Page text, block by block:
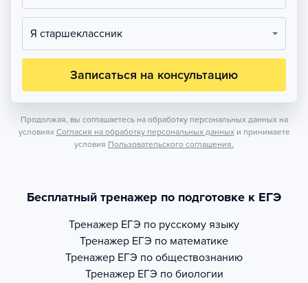
Я старшеклассник
Записаться на консультацию
Продолжая, вы соглашаетесь на обработку персональных данных на
условиях Согласия на обработку персональных данных и принимаете
условия Пользовательского соглашения.
Бесплатный тренажер по подготовке к ЕГЭ
Тренажер ЕГЭ по русскому языку
Тренажер ЕГЭ по математике
Тренажер ЕГЭ по обществознанию
Тренажер ЕГЭ по биологии